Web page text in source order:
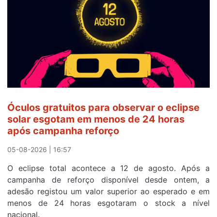
ser
o
quarto
a
a
meta
em
Sintra
primeira
etapa
da
87ª
Óculos gratuitos para observar o eclipse
solar esgotam em menos de 24 horas
após campanha reforço
05-08-2026 | 16:57
O eclipse total acontece a 12 de agosto. Após a
campanha de reforço disponível desde ontem, a
adesão registou um valor superior ao esperado e em
menos de 24 horas esgotaram o stock a nível
nacional.